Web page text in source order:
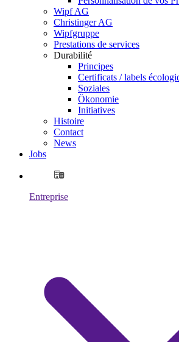
Wipf AG
Christinger AG
Wipfgruppe
Prestations de services
Durabilité
Principes
Certificats / labels
Soziales
Ökonomie
Initiatives
Histoire
Contact
News
Jobs
Entreprise